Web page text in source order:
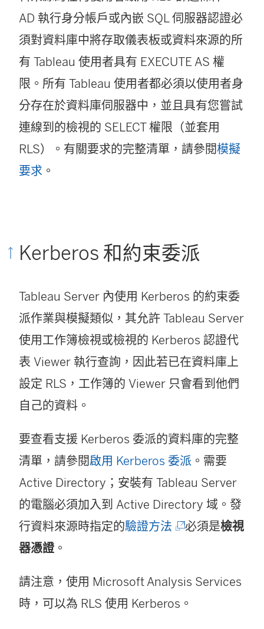
AD 執行身分帳戶或內嵌 SQL 伺服器認證必
須對資料庫中將存取儀表板或資料來源的所
有 Tableau 使用者具有 EXECUTE AS 權
限。所有 Tableau 使用者都必須以使用者身
分存在於資料庫伺服器中，並且具有您嘗試
連線到的檢視的 SELECT 權限（並套用
RLS）。有關要求的完整清單，請參閱模擬
要求 。
Kerberos 和約束委派
Tableau Server 內使用 Kerberos 的約束委
派作業與模擬類似，其允許 Tableau Server
使用工作簿檢視或檢視的 Kerberos 認證代
表 Viewer 執行查詢，因此若已在資料庫上
設定 RLS，工作簿的 Viewer 只會看到他們
自己的資料。
要查看支援 Kerberos 委派的資料庫的完整
清單，請參閱啟用 Kerberos 委派 。需要
Active Directory；安裝有 Tableau Server
的電腦必須加入到 Active Directory 域。發
行資料來源時指定的驗證方法 (
在
必須是檢視
器憑證。
請注意，使用 Microsoft Analysis Services
時，可以為 RLS 使用 Kerberos。